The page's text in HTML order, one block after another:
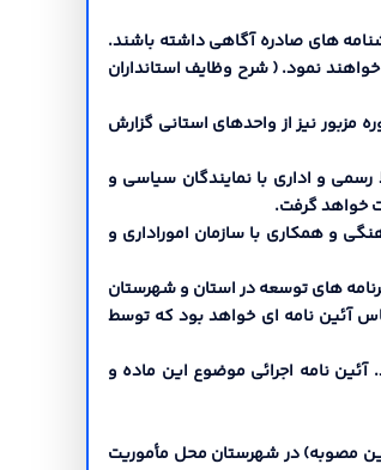
هاي صادره آگاهی داشته باشند.
نمود. ( شرح وظایف استانداران
مزبور نیز از واحدهاي استانی گزارش
خارجه میتوانند با مراکز فرهنگی و اقتصادي کشورهاي دیگر ارتباط برقرار نمایند. 1: برقراري ارتباط رسمی و اداري با نمایندگان سیاسی و
و همکاري با سازمان اموراداري و
هاي توسعه در استان و شهرستان
آئین نامه اي خواهد بود که توسط
آئین نامه اجرائی موضوع این ماده و
کلیه وظایف و اختیاراتی که بر عهده استانداران محول گردیده است فرمانداران نیز همان وظایف و اختیارات را (به استثناي اختیار مطرح در بند 15 ماده 2 این مصوبه) در شهرستان محل مأموریت